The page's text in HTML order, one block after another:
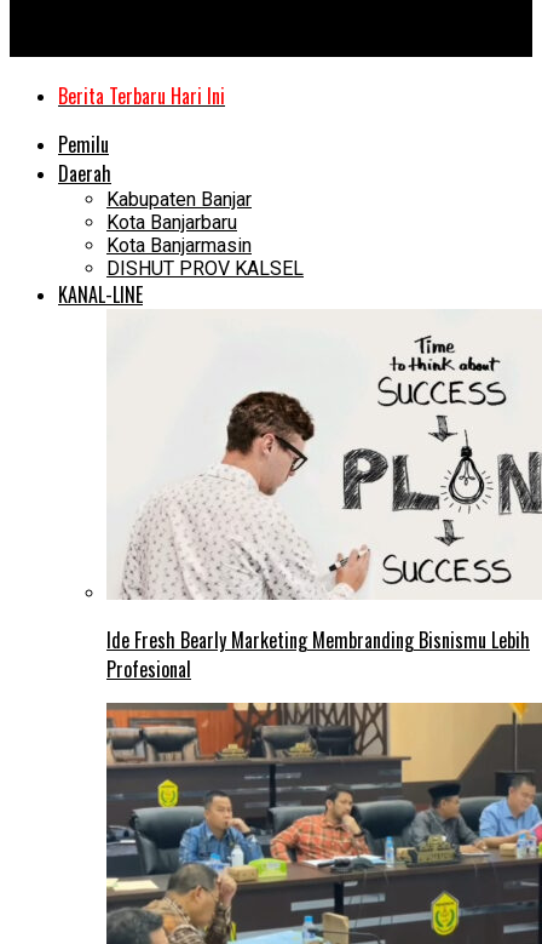
Berita Terbaru Hari Ini
Pemilu
Daerah
Kabupaten Banjar
Kota Banjarbaru
Kota Banjarmasin
DISHUT PROV KALSEL
KANAL-LINE
Ide Fresh Bearly Marketing Membranding Bisnismu Lebih
Profesional